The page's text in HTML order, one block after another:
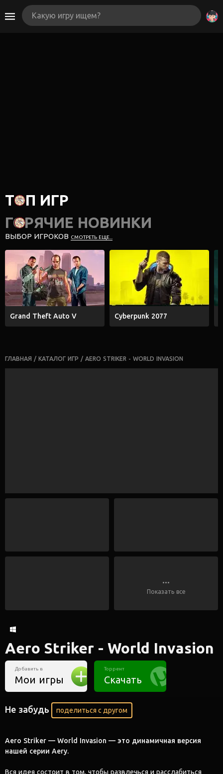
ТОП ИГР
ГОРЯЧИЕ НОВИНКИ
ВЫБОР ИГРОКОВ СМОТРЕТЬ ЕЩЕ...
Grand Theft Auto V Cyberpunk 2077
ГЛАВНАЯ / КАТАЛОГ ИГР / AERO STRIKER - WORLD INVASION
...
Показать все
Aero Striker - World Invasion
Добавить в
Мои игры
Торрент
Скачать
Не забудь поделиться с другом
Aero Striker — World Invasion — это динамичная версия
нашей серии Aery.
Вся идея состоит в том, чтобы развлечься и расслабиться